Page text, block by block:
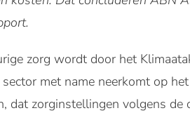
zorg wordt door het
met name neerkomt op
dat zorginstellingen volgens